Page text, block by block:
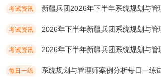
考试资讯 新疆兵团2026年下半年系统规划与管
考试资讯
考试资讯 2026年下半年新疆兵团系统规划与管
每日一练 系统规划与管理师案例分析每日一练